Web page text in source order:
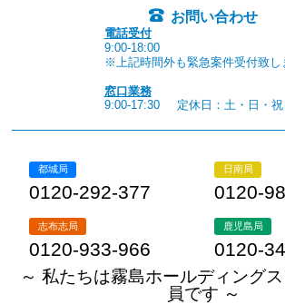
お問い合わせ
電話受付
9:00-18:00
※上記時間外も緊急案件受付致し
窓口業務
9:00-17:30
定休日：土・日・祝
都城局
0120-292-377
日南局
0120-
志布志局
0120-933-966
鹿児島局
0120-
～ 私たちは霧島ホールディング
員です ～